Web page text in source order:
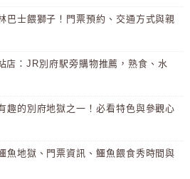
巴士餵獅子！門票預約、交通方式與親
店：JR別府駅旁購物推薦，熟食、水
趣的別府地獄之一！必看特色與參觀心
魚地獄、門票資訊、鱷魚餵食秀時間與